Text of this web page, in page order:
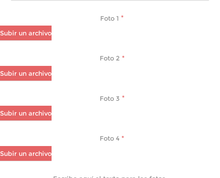
Foto 1 *
Subir un archivo
Foto 2 *
Subir un archivo
Foto 3 *
Subir un archivo
Foto 4 *
Subir un archivo